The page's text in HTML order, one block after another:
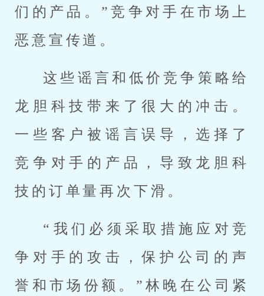
们的产品。”竞争对手在市场上
恶意宣传道。
这些谣言和低价竞争策略给
龙胆科技带来了很大的冲击。
一些客户被谣言误导，选择了
竞争对手的产品，导致龙胆科
技的订单量再次下滑。
“我们必须采取措施应对竞
争对手的攻击，保护公司的声
誉和市场份额。”林晚在公司紧